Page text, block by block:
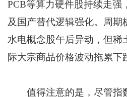
PCB等算力硬件股持续走强
及国产替代逻辑强化。周期
水电概念股午后异动，但稀
际大宗商品价格波动拖累下
值得注意的是，尽管指